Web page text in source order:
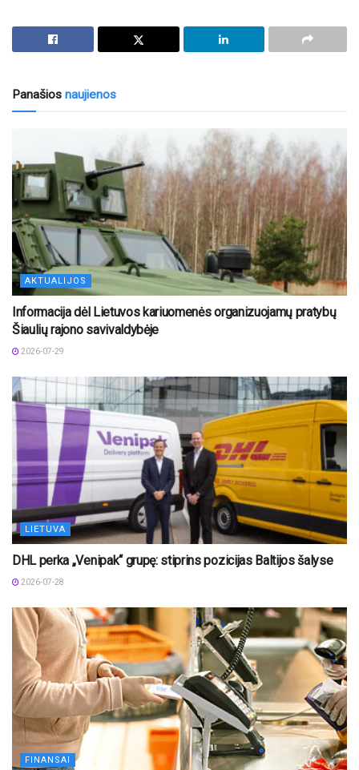
Panašios naujienos
AKTUALIJOS
Informacija dėl Lietuvos kariuomenės organizuojamų pratybų
Šiaulių rajono savivaldybėje
2026-07-29
LIETUVA
DHL perka „Venipak“ grupę: stiprins pozicijas Baltijos šalyse
2026-07-28
FINANSAI